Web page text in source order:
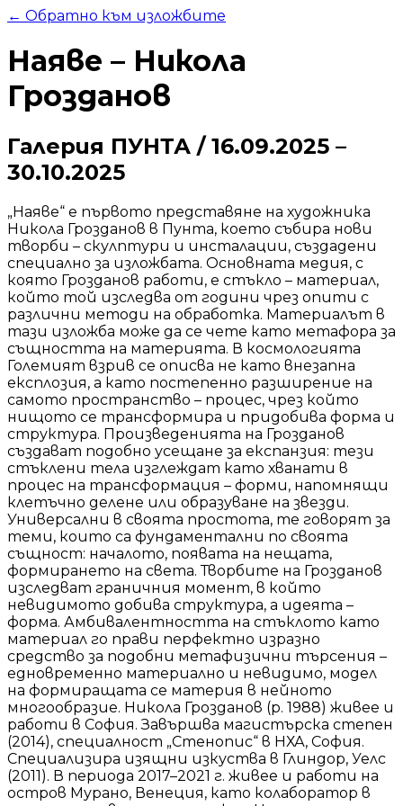
← Обратно към изложбите
Наяве – Никола
Грозданов
Галерия ПУНТА / 16.09.2025 –
30.10.2025
„Наяве“ е първото представяне на художника
Никола Грозданов в Пунта, което събира нови
творби – скулптури и инсталации, създадени
специално за изложбата. Основната медия, с
която Грозданов работи, е стъкло – материал,
който той изследва от години чрез опити с
различни методи на обработка. Материалът в
тази изложба може да се чете като метафора за
същността на материята. В космологията
Големият взрив се описва не като внезапна
експлозия, а като постепенно разширение на
самото пространство – процес, чрез който
нищото се трансформира и придобива форма и
структура. Произведенията на Грозданов
създават подобно усещане за експанзия: тези
стъклени тела изглеждат като хванати в
процес на трансформация – форми, напомнящи
клетъчно делене или образуване на звезди.
Универсални в своята простота, те говорят за
теми, които са фундаментални по своята
същност: началото, появата на нещата,
формирането на света. Творбите на Грозданов
изследват граничния момент, в който
невидимото добива структура, а идеята –
форма. Амбивалентността на стъклото като
материал го прави перфектно изразно
средство за подобни метафизични търсения –
едновременно материално и невидимо, модел
на формиращата се материя в нейното
многообразие. Никола Грозданов (р. 1988) живее и
работи в София. Завършва магистърска степен
(2014), специалност „Стенопис“ в НХА, София.
Специализира изящни изкуства в Глиндор, Уелс
(2011). В периода 2017–2021 г. живее и работи на
остров Мурано, Венеция, като колаборатор в